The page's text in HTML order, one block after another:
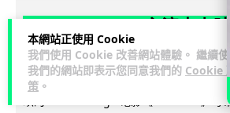
本網站正使用 Cookie
我們使用 Cookie 改善網站體驗。 繼續
我們的網站即表示您同意我們的 Cookie
策 。
Nicolas Cage 主演未上
遺失未加密母帶 被索償
【唔見未加密母帶咁大件事】Netflix 洛杉
映的 Nicolas Cage 電影《Fortitude》母